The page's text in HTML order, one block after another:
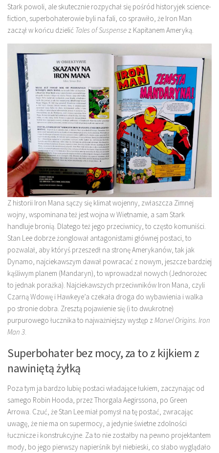
Stark powoli, ale skutecznie rozpychał się pośród historyjek science-
fiction, superbohaterowie byli na fali, co sprawiło, że Iron Man
zaczął w końcu dzielić Tales of Suspense z Kapitanem Ameryką.
Z historii Iron Mana sączy się klimat wojenny, zwłaszcza Zimnej
wojny, wspominana też jest wojna w Wietnamie, a sam Stark
handluje bronią. Dlatego też jego przeciwnicy, to często komuniści.
Stan Lee dobrze żonglował antagonistami głównej postaci, to
pozwalał, aby któryś przeszedł na stronę Amerykanów, tak jak
Dynamo, najciekawszym dawał powracać z nowym, jeszcze bardziej
kąśliwym planem (Mandaryn), to wprowadzał nowych (Jednorożec
to jednak porażka). Najciekawszych przeciwników Iron Mana, czyli
Czarną Wdowę i Hawkeye’a czekała droga do wybawienia i walka
po stronie dobra. Zresztą pojawienie się (i to dwukrotne)
purpurowego łucznika to najważniejszy występ z Marvel Origins. Iron
Man 3
Superbohater bez mocy, za to z kijkiem z
nawiniętą żyłką
Poza tym ja bardzo lubię postaci władające łukiem, zaczynając od
samego Robin Hooda, przez Thorgala Aegirssona, po Green
Arrowa. Czuć, że Stan Lee miał pomysł na tę postać, zwracając
uwagę, że nie ma on supermocy, a jedynie świetne zdolności
łucznicze i konstrukcyjne. Za to nie zostałby na pewno projektantem
mody, bo jego pierwszy napierśnik był niebieski, co słabo wyglądało